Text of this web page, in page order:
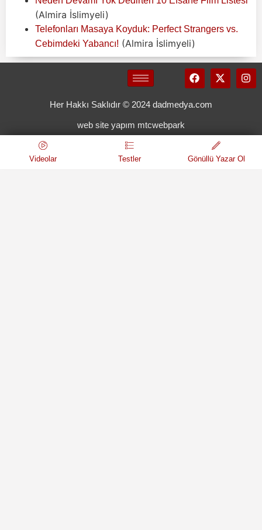
(Almira İslimyeli)
Telefonları Masaya Koyduk: Perfect Strangers vs.
Cebimdeki Yabancı! (Almira İslimyeli)
Her Hakkı Saklıdır © 2024 dadmedya.com
web site yapım mtcwebpark
Videolar Testler Gönüllü Yazar Ol